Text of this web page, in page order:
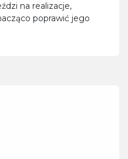
na realizacje,
poprawić jego